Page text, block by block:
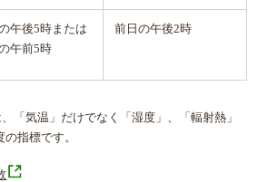
午後5時または
午前5時
前日の午後2時
「気温」だけでなく「湿度」、「輻射熱」
指標です。